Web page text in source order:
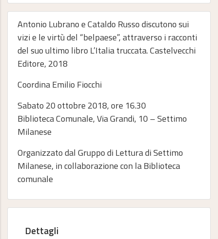
Antonio Lubrano e Cataldo Russo discutono sui
vizi e le virtù del “belpaese”, attraverso i racconti
del suo ultimo libro L’Italia truccata. Castelvecchi
Editore, 2018
Coordina Emilio Fiocchi
Sabato 20 ottobre 2018, ore 16.30
Biblioteca Comunale, Via Grandi, 10 – Settimo
Milanese
Organizzato dal Gruppo di Lettura di Settimo
Milanese, in collaborazione con la Biblioteca
comunale
Dettagli